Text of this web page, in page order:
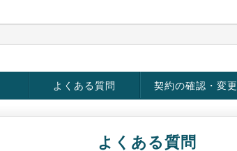
よくある質問 契約の確認・変更
よくある質問